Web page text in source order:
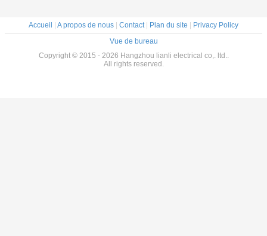
Accueil | A propos de nous | Contact| Plan du site | Privacy Policy
Vue de bureau
Copyright © 2015 - 2026 Hangzhou lianli electrical co,. ltd..
All rights reserved.